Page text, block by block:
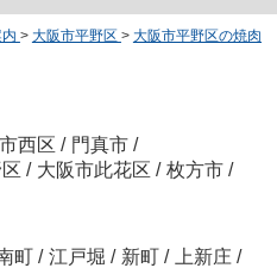
> 大阪市平野区 > 大阪市平野区の焼肉
西区 / 門真市 /
/ 大阪市此花区 / 枚方市 /
町 / 江戸堀 / 新町 / 上新庄 /